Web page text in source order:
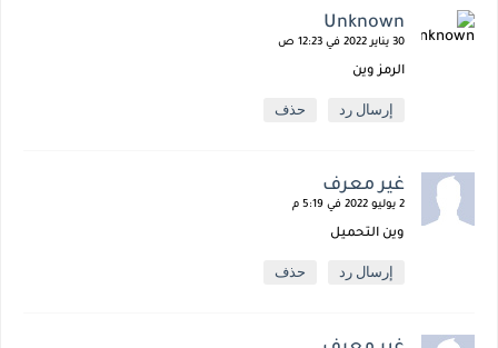
Unknown
30 يناير 2022 في 12:23 ص
الرمز وين
إرسال رد حذف
غير معرف
2 يوليو 2022 في 5:19 م
وين التحميل
إرسال رد حذف